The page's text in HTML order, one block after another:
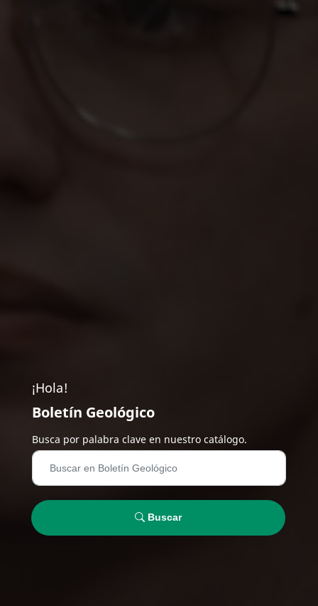
¡Hola!
Boletín Geológico
Busca por palabra clave en nuestro catálogo.
Buscar